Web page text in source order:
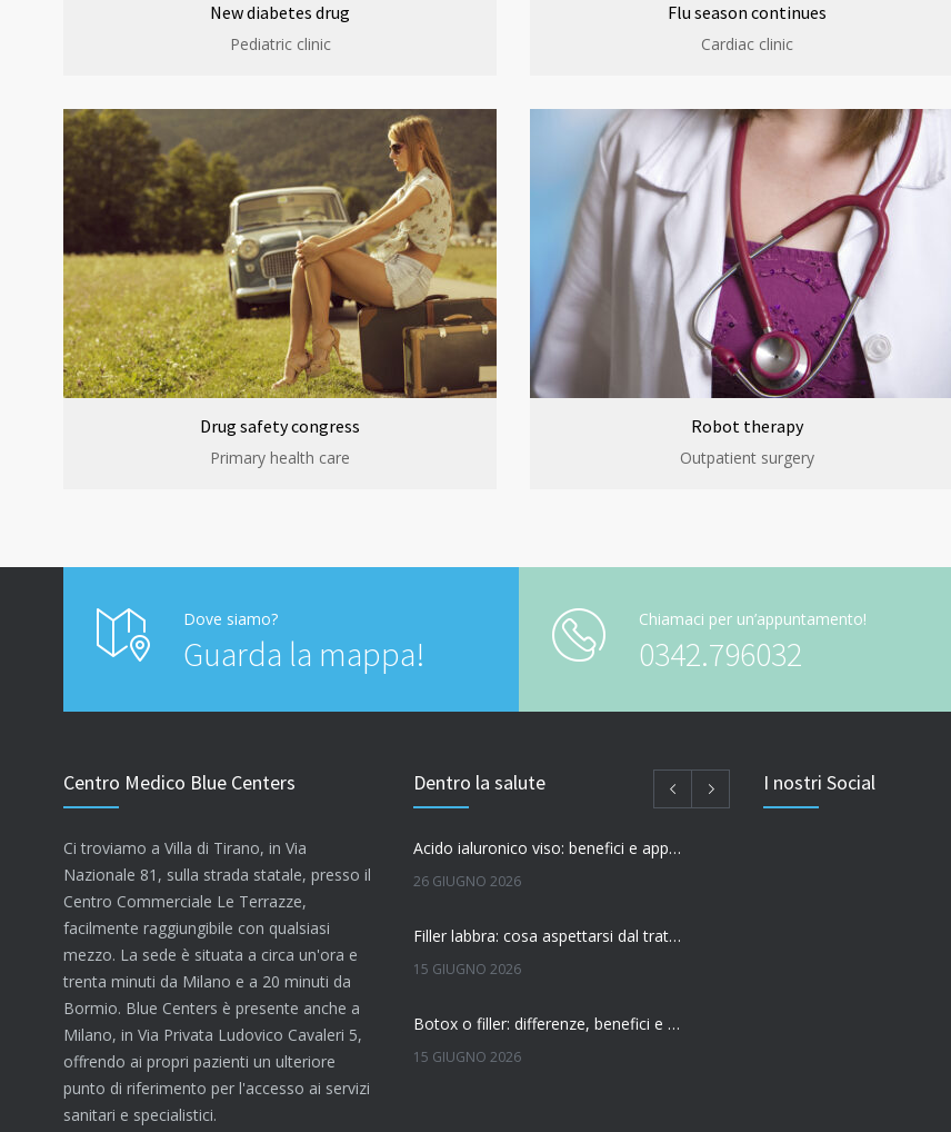
New diabetes drug
Pediatric clinic
Flu season continues
Cardiac clinic
Drug safety congress
Primary health care
Robot therapy
Outpatient surgery
Dove siamo?
Guarda la mappa!
Chiamaci per un’appuntamento!
0342.796032
Centro Medico Blue Centers
Ci troviamo a Villa di Tirano, in Via
Nazionale 81, sulla strada statale, presso il
Centro Commerciale Le Terrazze,
facilmente raggiungibile con qualsiasi
mezzo. La sede è situata a circa un'ora e
trenta minuti da Milano e a 20 minuti da
Bormio. Blue Centers è presente anche a
Milano, in Via Privata Ludovico Cavaleri 5,
offrendo ai propri pazienti un ulteriore
punto di riferimento per l'accesso ai servizi
sanitari e specialistici.
Dentro la salute
Acido ialuronico viso: benefici e applicazioni
26 GIUGNO 2026
Filler labbra: cosa aspettarsi dal trattamento
15 GIUGNO 2026
Botox o filler: differenze, benefici e come scegliere il trattamento più adatto
15 GIUGNO 2026
I nostri Social